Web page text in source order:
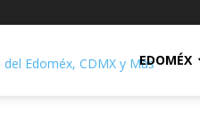
Notidex
EDOMÉX